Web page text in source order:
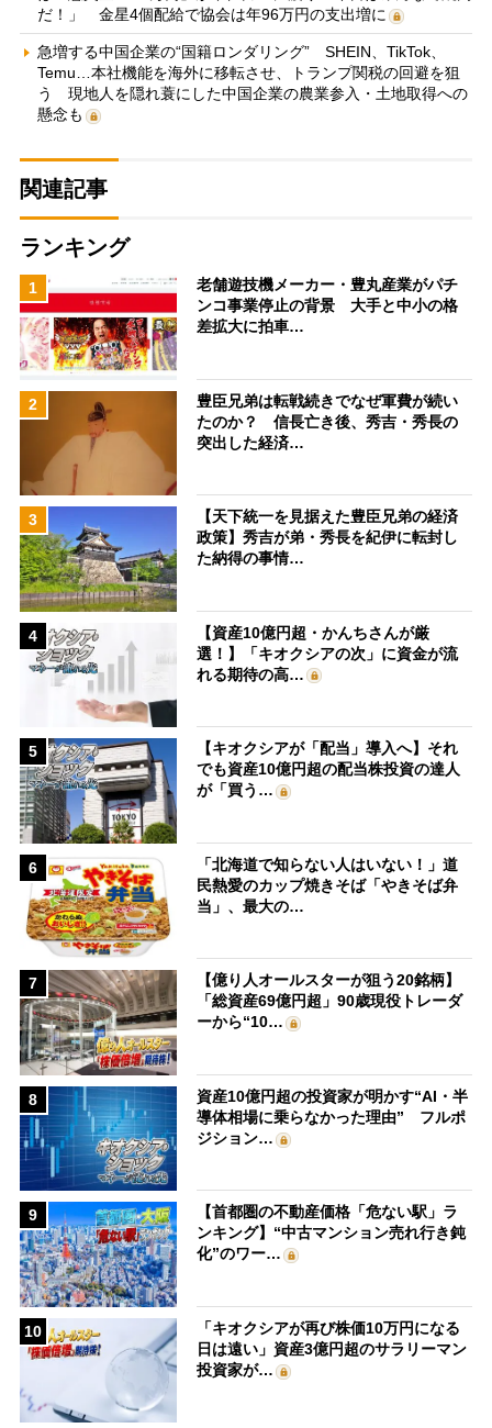
だ！」 金星4個配給で協会は年96万円の支出増に
急増する中国企業の“国籍ロンダリング” SHEIN、TikTok、
Temu…本社機能を海外に移転させ、トランプ関税の回避を狙
う 現地人を隠れ蓑にした中国企業の農業参入・土地取得への
懸念も
関連記事
ランキング
1
老舗遊技機メーカー・豊丸産業がパチ
ンコ事業停止の背景 大手と中小の格
差拡大に拍車…
2
豊臣兄弟は転戦続きでなぜ軍費が続い
たのか？ 信長亡き後、秀吉・秀長の
突出した経済…
3
【天下統一を見据えた豊臣兄弟の経済
政策】秀吉が弟・秀長を紀伊に転封し
た納得の事情…
4
【資産10億円超・かんちさんが厳
選！】「キオクシアの次」に資金が流
れる期待の高…
5
【キオクシアが「配当」導入へ】それ
でも資産10億円超の配当株投資の達人
が「買う…
6
「北海道で知らない人はいない！」道
民熱愛のカップ焼きそば「やきそば弁
当」、最大の…
7
【億り人オールスターが狙う20銘柄】
「総資産69億円超」90歳現役トレーダ
ーから“10…
8
資産10億円超の投資家が明かす“AI・半
導体相場に乗らなかった理由” フルポ
ジション…
9
【首都圏の不動産価格「危ない駅」ラ
ンキング】“中古マンション売れ行き鈍
化”のワー…
10
「キオクシアが再び株価10万円になる
日は遠い」資産3億円超のサラリーマン
投資家が…